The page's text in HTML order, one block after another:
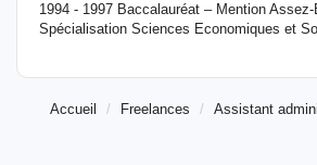
1994 - 1997 Baccalauréat – Mention Assez-
Spécialisation Sciences Economiques et
Accueil Freelances Assistant